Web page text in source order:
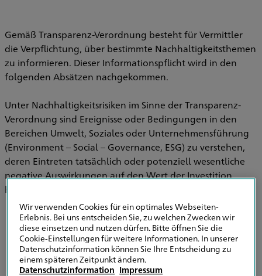
Gemäß Transparenz-Verordnung besteht für Vermittler
die Verpflichtung, über bestimmte Nachhaltigkeitsthemen
zu informieren. Dieser Informationspflicht wird in den
folgenden Absätzen nachgekommen.
Unter Nachhaltigkeitsrisiken im Sinne der Transparenz-
Verordnung sind Ereignisse oder Bedingungen in den
Bereichen Umwelt, Soziales oder Unternehmensführung
(Environment – Social – Governance, ESG) zu verstehen,
deren Eintreten tatsächlich oder potenziell wesentliche
negative Auswirkungen auf den Wert der Investition
haben können.
Informationen zu Strategien zur
Einbeziehung von Nachhaltigkeitsrisiken in
der Versicherungsberatung
Wir verwenden Cookies für ein optimales Webseiten-
Erlebnis. Bei uns entscheiden Sie, zu welchen Zwecken wir
diese einsetzen und nutzen dürfen. Bitte öffnen Sie die
Cookie-Einstellungen für weitere Informationen. In unserer
Datenschutzinformation können Sie Ihre Entscheidung zu
einem späteren Zeitpunkt ändern.
Datenschutzinformation Impressum